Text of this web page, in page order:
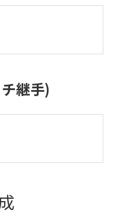
継手)